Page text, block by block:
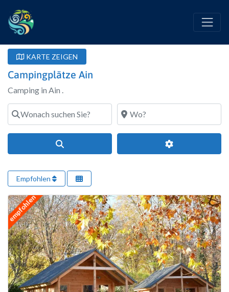
KARTE ZEIGEN
Campingplätze Ain
Camping in Ain .
Wonach suchen Sie?
Wo?
Erweiterte
Empfohlen
empfohlen